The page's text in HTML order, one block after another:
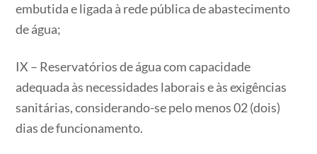
embutida e ligada à rede pública de abastecimento
de água;
IX – Reservatórios de água com capacidade
adequada às necessidades laborais e às exigências
sanitárias, considerando-se pelo menos 02 (dois)
dias de funcionamento.